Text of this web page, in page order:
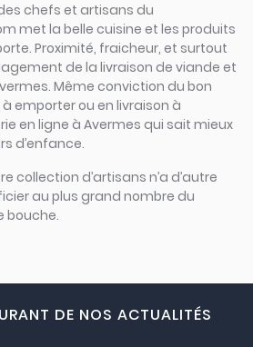
chefs et artisans du
met la belle cuisine et les produits
Proximité, fraicheur, et surtout
de la livraison de viande et
Même conviction du bon
emporter ou en livraison à
en ligne à Avermes qui sait mieux
d’enfance.
collection d’artisans n’a d’autre
au plus grand nombre du
bouche.
DE NOS ACTUALITÉS